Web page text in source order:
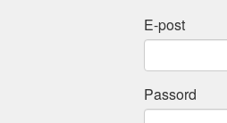
E-post
Passord